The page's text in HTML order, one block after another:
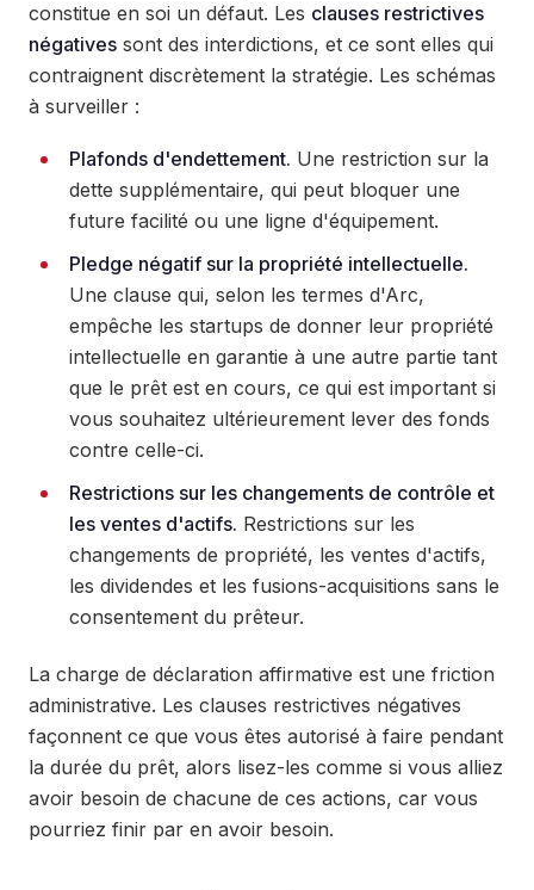
constitue en soi un défaut. Les clauses restrictives
négatives sont des interdictions, et ce sont elles qui
contraignent discrètement la stratégie. Les schémas
à surveiller :
Plafonds d'endettement. Une restriction sur la
dette supplémentaire, qui peut bloquer une
future facilité ou une ligne d'équipement.
Pledge négatif sur la propriété intellectuelle.
Une clause qui, selon les termes d'Arc,
empêche les startups de donner leur propriété
intellectuelle en garantie à une autre partie tant
que le prêt est en cours, ce qui est important si
vous souhaitez ultérieurement lever des fonds
contre celle-ci.
Restrictions sur les changements de contrôle et
les ventes d'actifs. Restrictions sur les
changements de propriété, les ventes d'actifs,
les dividendes et les fusions-acquisitions sans le
consentement du prêteur.
La charge de déclaration affirmative est une friction
administrative. Les clauses restrictives négatives
façonnent ce que vous êtes autorisé à faire pendant
la durée du prêt, alors lisez-les comme si vous alliez
avoir besoin de chacune de ces actions, car vous
pourriez finir par en avoir besoin.